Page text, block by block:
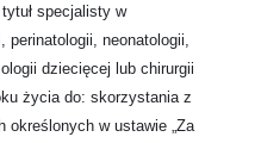
specjalisty w
perinatologii, neonatologii,
dziecięcej lub chirurgii
życia do: skorzystania z
określonych w ustawie „Za